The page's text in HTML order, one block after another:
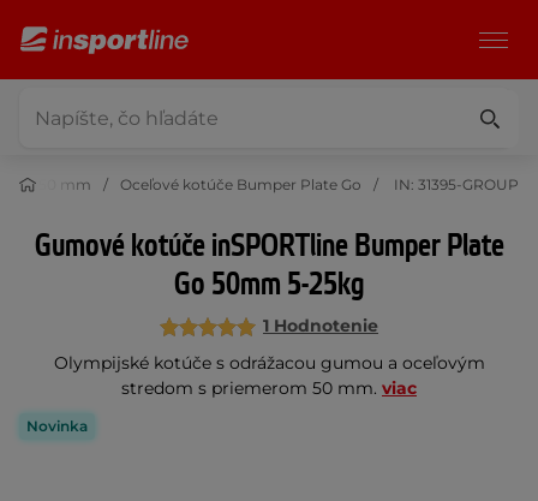
50 mm Oceľové kotúče Bumper Plate Go IN: 31395-GROUP
Gumové kotúče inSPORTline Bumper Plate
Go 50mm 5-25kg
1 Hodnotenie
Olympijské kotúče s odrážacou gumou a oceľovým
stredom s priemerom 50 mm. viac
Novinka